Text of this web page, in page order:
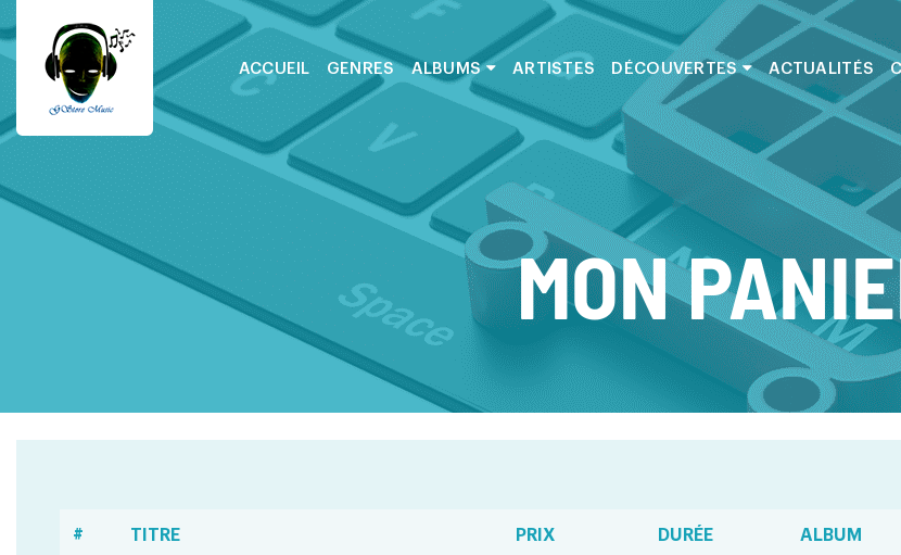
ACCUEIL GENRES ALBUMS ARTISTES DÉCOUVERTES ACTUALITÉS
MON
# TITRE PRIX DURÉE ALBUM